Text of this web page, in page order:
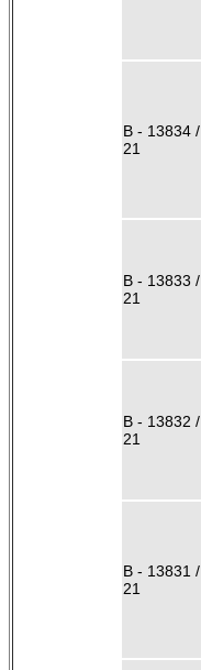
B - 13834 /
21
B - 13833 /
21
B - 13832 /
21
B - 13831 /
21